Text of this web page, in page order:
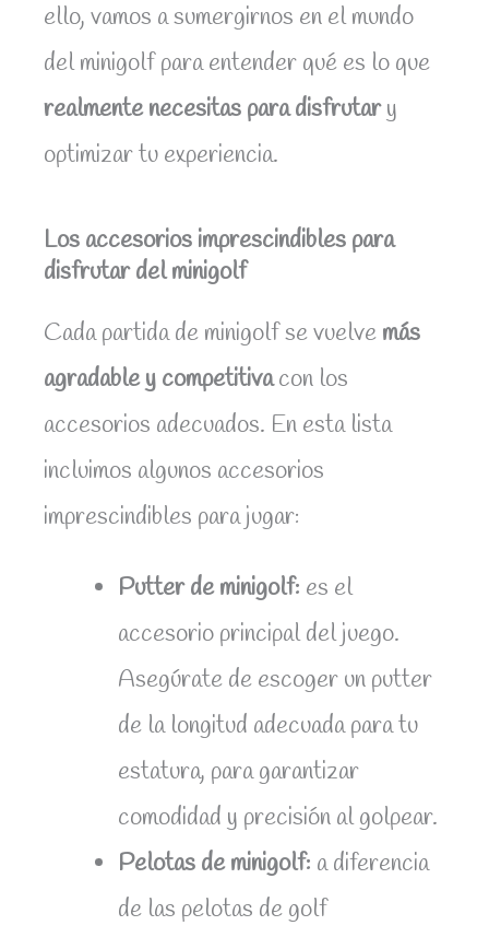
ello, vamos a sumergirnos en el mundo
del minigolf para entender qué es lo que
realmente necesitas para disfrutary
optimizar tu experiencia.
Los accesorios imprescindibles para
disfrutar del minigolf
Cada partida de minigolf se vuelve más
agradable y competitivacon los
accesorios adecuados. En esta lista
incluimos algunos accesorios
imprescindibles para jugar:
Putter de minigolf: es el
accesorio principal del juego.
Asegúrate de escoger un putter
de la longitud adecuada para tu
estatura, para garantizar
comodidad y precisión al golpear.
Pelotas de minigolf: a diferencia
de las pelotas de golf